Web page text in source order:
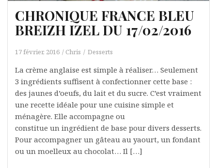
CHRONIQUE FRANCE BLEU
BREIZH IZEL DU 17/02/2016
17 février, 2016 Chris Desserts
La crème anglaise est simple à réaliser… Seulement
3 ingrédients suffisent à confectionner cette base :
des jaunes d’oeufs, du lait et du sucre. C’est vraiment
une recette idéale pour une cuisine simple et
ménagère. Elle accompagne ou
constitue un ingrédient de base pour divers desserts.
Pour accompagner un gâteau au yaourt, un fondant
ou un moelleux au chocolat… Il […]